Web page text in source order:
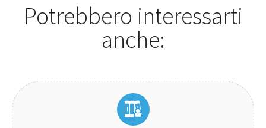
Potrebbero interessarti
anche: